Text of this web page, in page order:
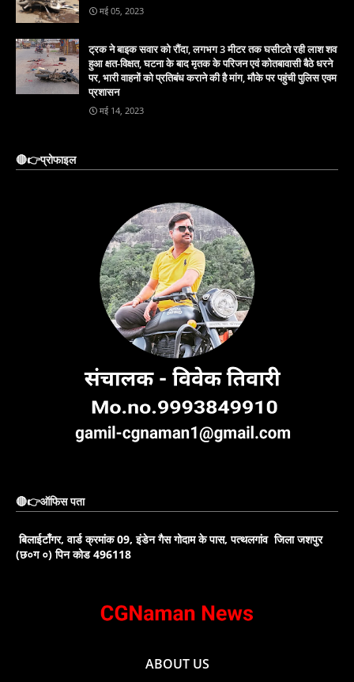
मई 05, 2023
ट्रक ने बाइक सवार को रौंदा, लगभग 3 मीटर तक घसीटते रही लाश शव
हुआ क्षत-विक्षत, घटना के बाद मृतक के परिजन एवं कोतबावासी बैठे धरने
पर, भारी वाहनों को प्रतिबंध कराने की है मांग, मौके पर पहुंची पुलिस एवम
प्रशासन
मई 14, 2023
🔴👉प्रोफाइल
🔴👉ऑफिस पता
बिलाईटाँगर, वार्ड क्रमांक 09, इंडेन गैस गोदाम के पास, पत्थलगांव जिला जशपुर
(छ०ग ०) पिन कोड 496118
ABOUT US